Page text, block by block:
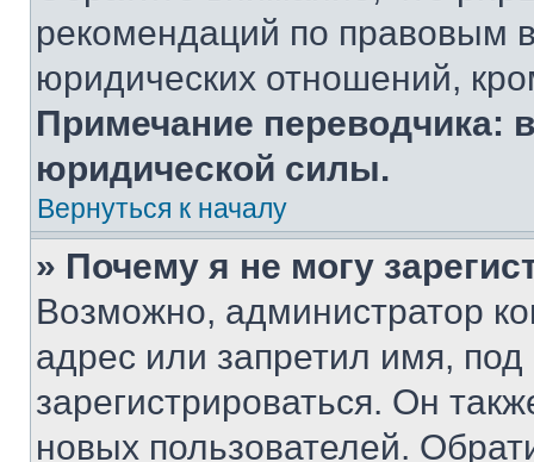
рекомендаций по правовым
юридических отношений,
Примечание переводчика:
юридической силы.
Вернуться к началу
» Почему я не могу
Возможно, администратор
адрес или запретил имя,
зарегистрироваться. Он
новых пользователей.